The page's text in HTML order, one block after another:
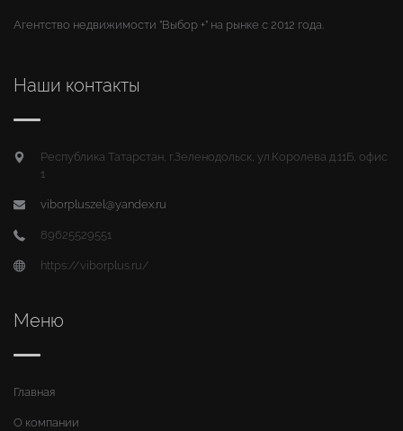
Агентство недвижимости "Выбор +" на рынке с 2012 года.
Наши контакты
Республика Татарстан, г.Зеленодольск, ул.Королева д.11Б, офис
1
viborpluszel@yandex.ru
89625529551
https://viborplus.ru/
Меню
Главная
О компании